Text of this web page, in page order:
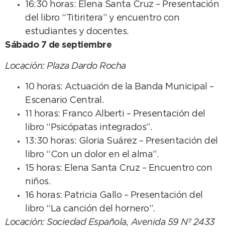
16:30 horas: Elena Santa Cruz – Presentación
del libro “Titiritera” y encuentro con
estudiantes y docentes.
Sábado 7 de septiembre
Locación: Plaza Dardo Rocha
10 horas: Actuación de la Banda Municipal –
Escenario Central.
11 horas: Franco Alberti – Presentación del
libro “Psicópatas integrados”.
13:30 horas: Gloria Suárez – Presentación del
libro “Con un dolor en el alma”.
15 horas: Elena Santa Cruz – Encuentro con
niños.
16 horas: Patricia Gallo – Presentación del
libro “La canción del hornero”.
Locación: Sociedad Española, Avenida 59 Nº 2433